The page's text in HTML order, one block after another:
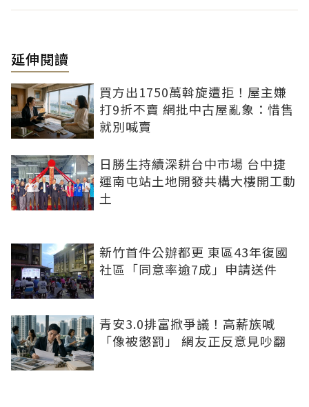
延伸閱讀
買方出1750萬斡旋遭拒！屋主嫌
打9折不賣 網批中古屋亂象：惜售
就別喊賣
日勝生持續深耕台中市場 台中捷
運南屯站土地開發共構大樓開工動
土
新竹首件公辦都更 東區43年復國
社區「同意率逾7成」申請送件
青安3.0排富掀爭議！高薪族喊
「像被懲罰」 網友正反意見吵翻